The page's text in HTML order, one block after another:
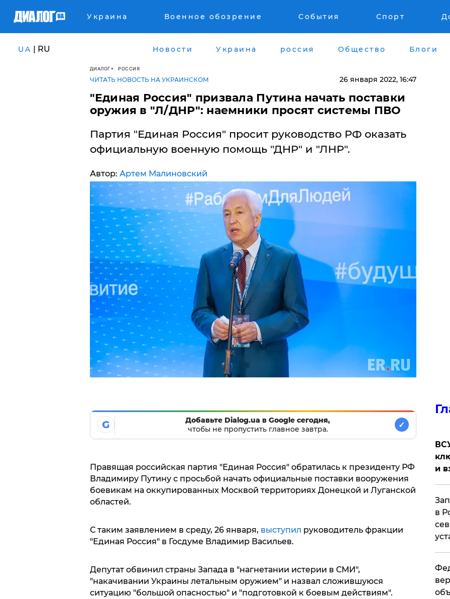
Украина Военное обозрение События Спорт
UA | RU Новости Украина россия Общество Блоги
ДИАЛОГ РОССИЯ
ЧИТАТЬ НОВОСТЬ НА УКРАИНСКОМ 26 января 2022, 16:47
"Единая Россия" призвала Путина начать поставки
оружия в "Л/ДНР": наемники просят системы ПВО
Партия "Единая Россия" просит руководство РФ оказать
официальную военную помощь "ДНР" и "ЛНР".
Автор: Артем Малиновский
G
Добавьте Dialog.ua в Google сегодня,
чтобы не пропустить главное завтра.
✓
Правящая российская партия "Единая Россия" обратилась к президенту РФ
Владимиру Путину с просьбой начать официальные поставки вооружения
боевикам на оккупированных Москвой территориях Донецкой и Луганской
областей.
С таким заявлением в среду, 26 января, выступил руководитель фракции
"Единая Россия" в Госдуме Владимир Васильев.
Депутат обвинил страны Запада в "нагнетании истерии в СМИ",
"накачивании Украины летальным оружием" и назвал сложившуюся
ситуацию "большой опасностью" и "подготовкой к боевым действиям".
и
в